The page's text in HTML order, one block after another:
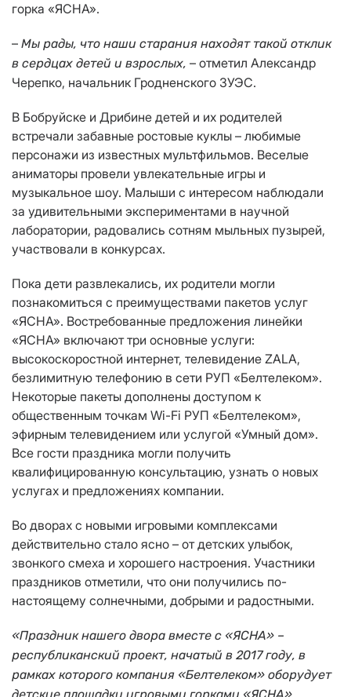
горка «ЯСНА».
– Мы рады, что наши старания находят такой отклик
в сердцах детей и взрослых, – отметил Александр
Черепко, начальник Гродненского ЗУЭС.
В Бобруйске и Дрибине детей и их родителей
встречали забавные ростовые куклы – любимые
персонажи из известных мультфильмов. Веселые
аниматоры провели увлекательные игры и
музыкальное шоу. Малыши с интересом наблюдали
за удивительными экспериментами в научной
лаборатории, радовались сотням мыльных пузырей,
участвовали в конкурсах.
Пока дети развлекались, их родители могли
познакомиться с преимуществами пакетов услуг
«ЯСНА». Востребованные предложения линейки
«ЯСНА» включают три основные услуги:
высокоскоростной интернет, телевидение ZALA,
безлимитную телефонию в сети РУП «Белтелеком».
Некоторые пакеты дополнены доступом к
общественным точкам Wi-Fi РУП «Белтелеком»,
эфирным телевидением или услугой «Умный дом».
Все гости праздника могли получить
квалифицированную консультацию, узнать о новых
услугах и предложениях компании.
Во дворах с новыми игровыми комплексами
действительно стало ясно – от детских улыбок,
звонкого смеха и хорошего настроения. Участники
праздников отметили, что они получились по-
настоящему солнечными, добрыми и радостными.
«Праздник нашего двора вместе с «ЯСНА» –
республиканский проект, начатый в 2017 году, в
рамках которого компания «Белтелеком» оборудует